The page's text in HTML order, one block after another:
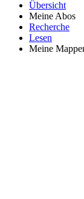
Übersicht
Meine Abos
Recherche
Lesen
Meine